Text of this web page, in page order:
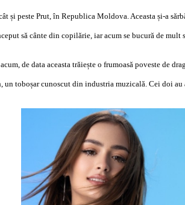
și peste Prut, în Republica Moldova. Aceasta și-a
să cânte din copilărie, iar acum se bucură de
de data aceasta trăiește o frumoasă poveste de
toboșar cunoscut din industria muzicală. Cei doi